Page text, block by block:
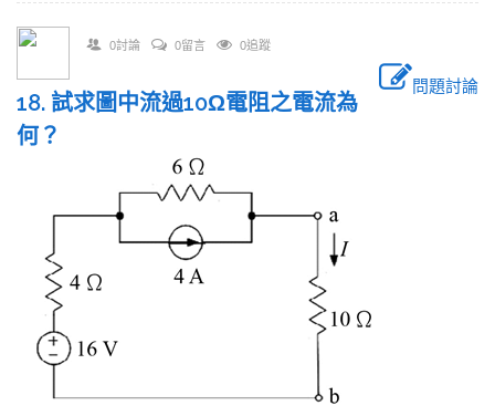
0討論 0留言 0追蹤
問題討論
18. 試求圖中流過10Ω電阻之電流為
何？